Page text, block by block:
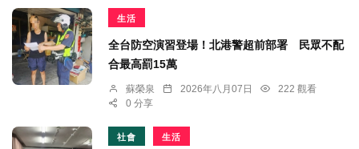
生活
全台防空演習登場！北港警超前部署 民眾不配
合最高罰15萬
蘇榮泉 2026年八月07日
222 觀看
0 分享
社會 生活